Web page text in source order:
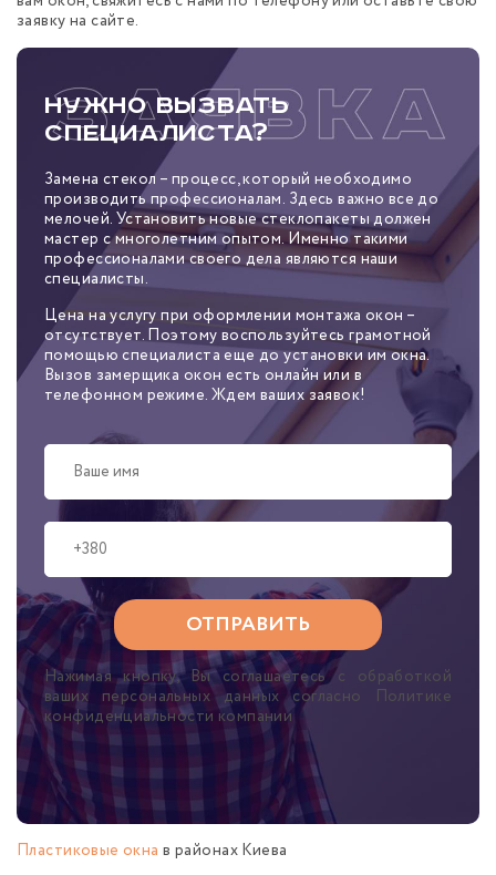
заявку на сайте.
Нужно вызвать
специалиста?
Замена стекол – процесс, который необходимо
производить профессионалам. Здесь важно все до
мелочей. Установить новые стеклопакеты должен
мастер с многолетним опытом. Именно такими
профессионалами своего дела являются наши
специалисты.
Цена на услугу при оформлении монтажа окон –
отсутствует. Поэтому воспользуйтесь грамотной
помощью специалиста еще до установки им окна.
Вызов замерщика окон есть онлайн или в
телефонном режиме. Ждем ваших заявок!
Нажимая кнопку, Вы соглашаетесь с обработкой
ваших персональных данных согласно Политике
конфиденциальности компании
Пластиковые окна в районах Киева